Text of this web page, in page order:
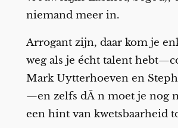
niemand meer in.
Arrogant zijn, daar kom je
weg als je écht talent
Mark Uytterhoeven en
—en zelfs dÃ n moet je nog
een hint van kwetsbaarheid